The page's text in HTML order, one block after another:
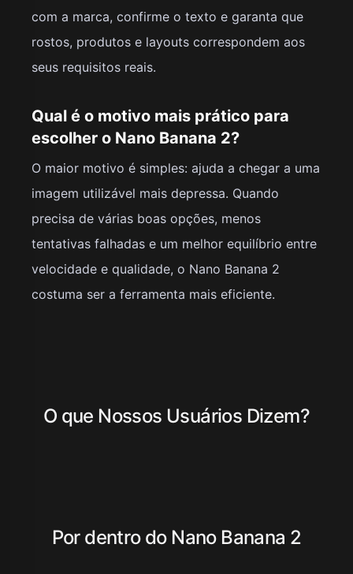
com a marca, confirme o texto e garanta que
rostos, produtos e layouts correspondem aos
seus requisitos reais.
Qual é o motivo mais prático para
escolher o Nano Banana 2?
O maior motivo é simples: ajuda a chegar a uma
imagem utilizável mais depressa. Quando
precisa de várias boas opções, menos
tentativas falhadas e um melhor equilíbrio entre
velocidade e qualidade, o Nano Banana 2
costuma ser a ferramenta mais eficiente.
O que Nossos Usuários Dizem?
Por dentro do Nano Banana 2